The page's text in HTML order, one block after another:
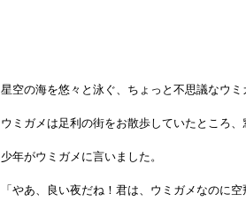
星空の海を悠々と泳ぐ、ちょっと不思議なウミ
ウミガメは足利の街をお散歩していたところ
少年がウミガメに言いました。
「やあ、良い夜だね！君は、ウミガメなのに